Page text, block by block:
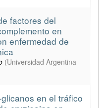
factores del
en
enfermedad de
(Universidad Argentina
en el tráfico